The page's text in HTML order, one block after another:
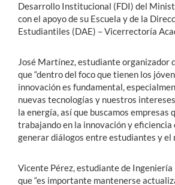
Desarrollo Institucional (FDI) del
con el apoyo de su Escuela y de la
Estudiantiles (DAE) – Vicerrectoría
José Martínez, estudiante organizador
que “dentro del foco que tienen los
innovación es fundamental,
nuevas tecnologías y nuestros
la energía, así que buscamos empresas
trabajando en la innovación y eficiencia
generar diálogos entre estudiantes y el
Vicente Pérez, estudiante de
que “es importante mantenerse